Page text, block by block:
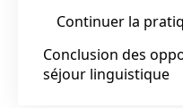
Continuer la
Conclusion des
séjour linguistique